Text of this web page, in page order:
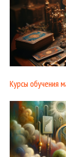
Курсы обучения